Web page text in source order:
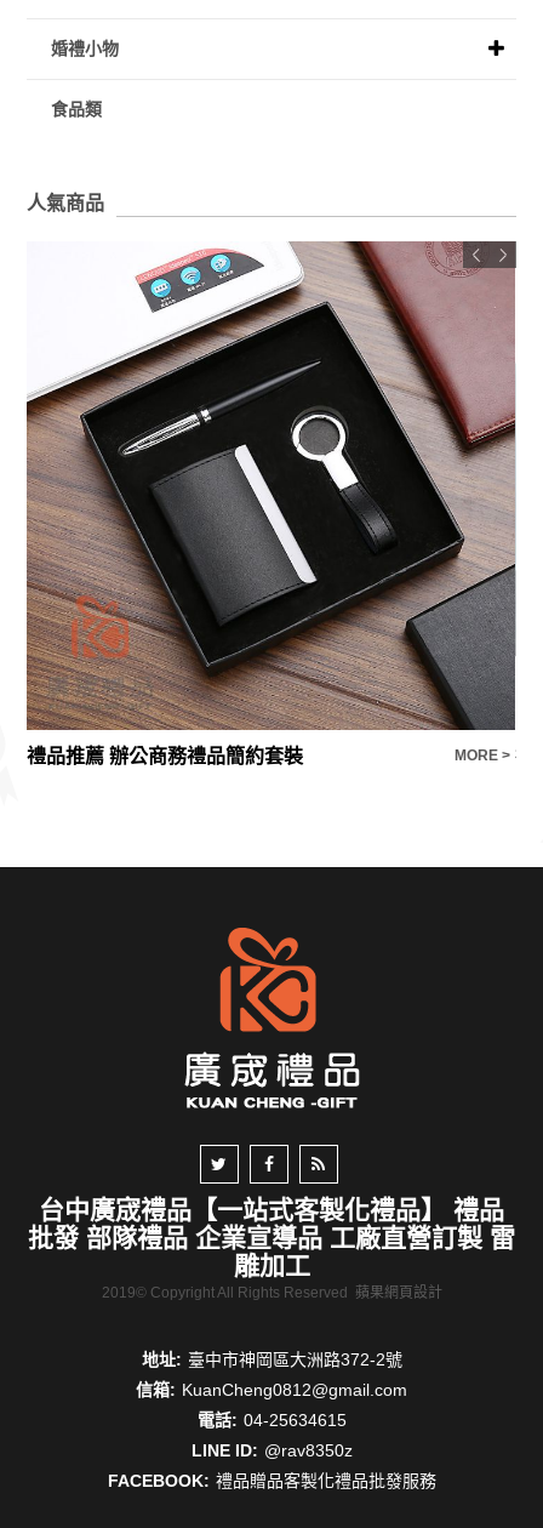
婚禮小物
食品類
人氣商品
禮品推薦 辦公商務禮品簡約套裝 MORE >
台中廣宬禮品【一站式客製化禮品】 禮品
批發 部隊禮品 企業宣導品 工廠直營訂製 雷
雕加工
2019© Copyright All Rights Reserved 蘋果網頁設計
地址: 臺中市神岡區大洲路372-2號
信箱: KuanCheng0812@gmail.com
電話: 04-25634615
LINE ID: @rav8350z
FACEBOOK: 禮品贈品客製化禮品批發服務